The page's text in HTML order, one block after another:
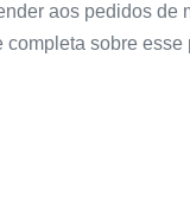
aos pedidos
sobre